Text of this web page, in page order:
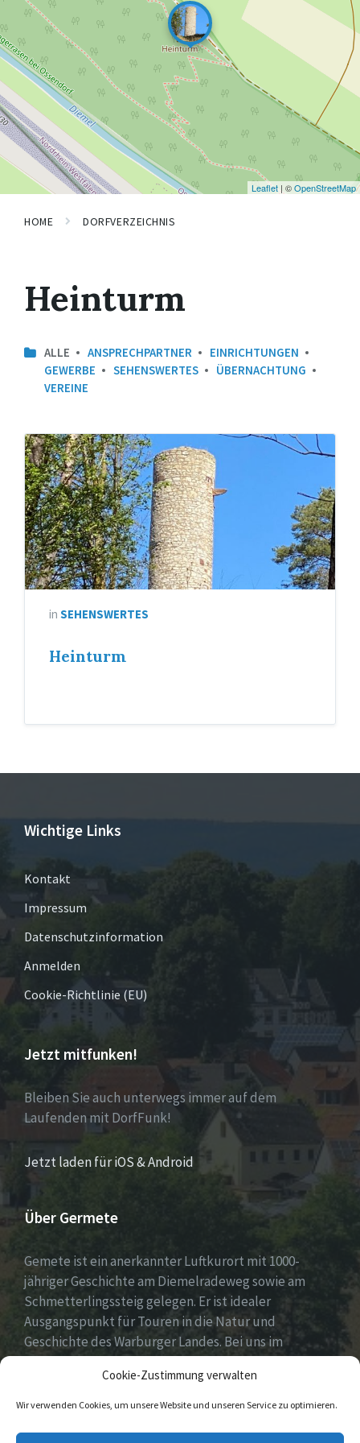
Cookie-Zustimmung verwalten
Wir verwenden Cookies, um unsere Website und unseren Service zu optimieren.
Leaflet | ©OpenStreetMap
HOME DORFVERZEICHNIS
Heinturm
ALLE ANSPRECHPARTNER
EINRICHTUNGEN
GEWERBE
SEHENSWERTES
ÜBERNACHTUNG
VEREINE
in SEHENSWERTES
Heinturm
Wichtige Links
Kontakt
Impressum
Datenschutzinformation
Anmelden
Cookie-Richtlinie (EU)
Jetzt mitfunken!
Bleiben Sie auch unterwegs immer auf dem
Laufenden mit DorfFunk!
Jetzt laden für iOS & Android
Über Germete
Gemete ist ein anerkannter Luftkurort mit 1000-
jähriger Geschichte am Diemelradeweg sowie am
Schmetterlingssteig gelegen. Er ist idealer
Ausgangspunkt für Touren in die Natur und
Geschichte des Warburger Landes. Bei uns im
Diemeltal gibt es ein buntes Dorfleben und viel
ehrenamtliches Engagement.